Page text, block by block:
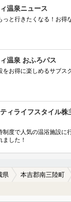
温泉ニュース
っと行きたくなる！お得
温泉 おふろパス
をお得に楽しめるサブス
ティライフスタイル
制度で人気の温浴施設に
ました！
県 本吉郡南三陸町